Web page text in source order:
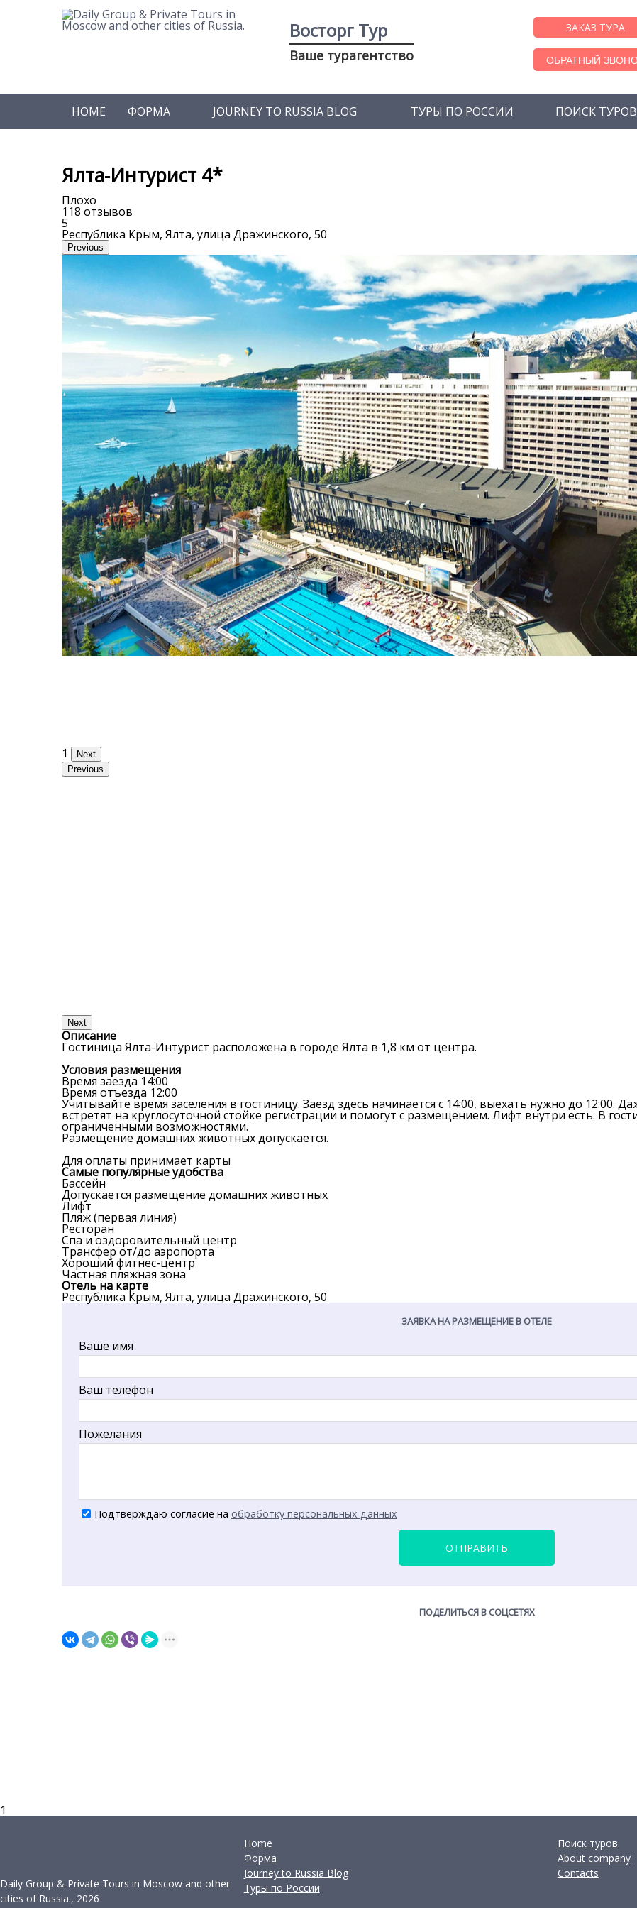
Восторг Тур
Ваше турагентство
ЗАКАЗ ТУРА
ОБРАТНЫЙ
HOME ФОРМА JOURNEY TO RUSSIA BLOG ТУРЫ ПО РОССИИ ПОИСК ТУРОВ
Ялта-Интурист 4*
Плохо
118 отзывов
5
Республика Крым, Ялта, улица Дражинского, 50
Previous
1
Next
Previous
Next
Описание
Гостиница Ялта-Интурист расположена в городе Ялта в 1,8 км от центра.
Условия размещения
Время заезда 14:00
Время отъезда 12:00
Учитывайте время заселения в гостиницу. Заезд здесь начинается с 14:00, выехать нужно до 12:00.
встретят на круглосуточной стойке регистрации и помогут с размещением. Лифт внутри есть. В
ограниченными возможностями.
Размещение домашних животных допускается.
Для оплаты принимает карты
Самые популярные удобства
Бассейн
Допускается размещение домашних животных
Лифт
Пляж (первая линия)
Ресторан
Спа и оздоровительный центр
Трансфер от/до аэропорта
Хороший фитнес-центр
Частная пляжная зона
Отель на карте
Республика Крым, Ялта, улица Дражинского, 50
ЗАЯВКА НА РАЗМЕЩЕНИЕ В ОТЕЛЕ
Ваше имя
Ваш телефон
Пожелания
Подтверждаю согласие на обработку персональных данных
ОТПРАВИТЬ
ПОДЕЛИТЬСЯ В СОЦСЕТЯХ
1
Daily Group & Private Tours in Moscow and other
cities of Russia., 2026
Home
Форма
Journey to Russia Blog
Туры по России
Поиск туров
About company
Contacts